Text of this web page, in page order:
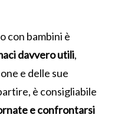
con bambini è
davvero utili,
e delle sue
è consigliabile
e confrontarsi